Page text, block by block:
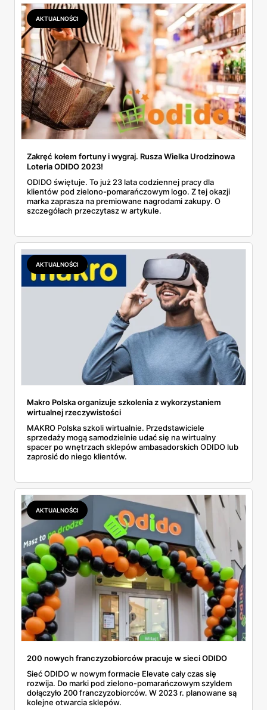
AKTUALNOŚCI
Zakręć kołem fortuny i wygraj. Rusza Wielka Urodzinowa
Loteria ODIDO 2023!
ODIDO świętuje. To już 23 lata codziennej pracy dla
klientów pod zielono-pomarańczowym logo. Z tej okazji
marka zaprasza na premiowane nagrodami zakupy. O
szczegółach przeczytasz w artykule.
AKTUALNOŚCI
Makro Polska organizuje szkolenia z wykorzystaniem
wirtualnej rzeczywistości
MAKRO Polska szkoli wirtualnie. Przedstawiciele
sprzedaży mogą samodzielnie udać się na wirtualny
spacer po wnętrzach sklepów ambasadorskich ODIDO lub
zaprosić do niego klientów.
AKTUALNOŚCI
200 nowych franczyzobiorców pracuje w sieci ODIDO
Sieć ODIDO w nowym formacie Elevate cały czas się
rozwija. Do marki pod zielono-pomarańczowym szyldem
dołączyło 200 franczyzobiorców. W 2023 r. planowane są
kolejne otwarcia sklepów.